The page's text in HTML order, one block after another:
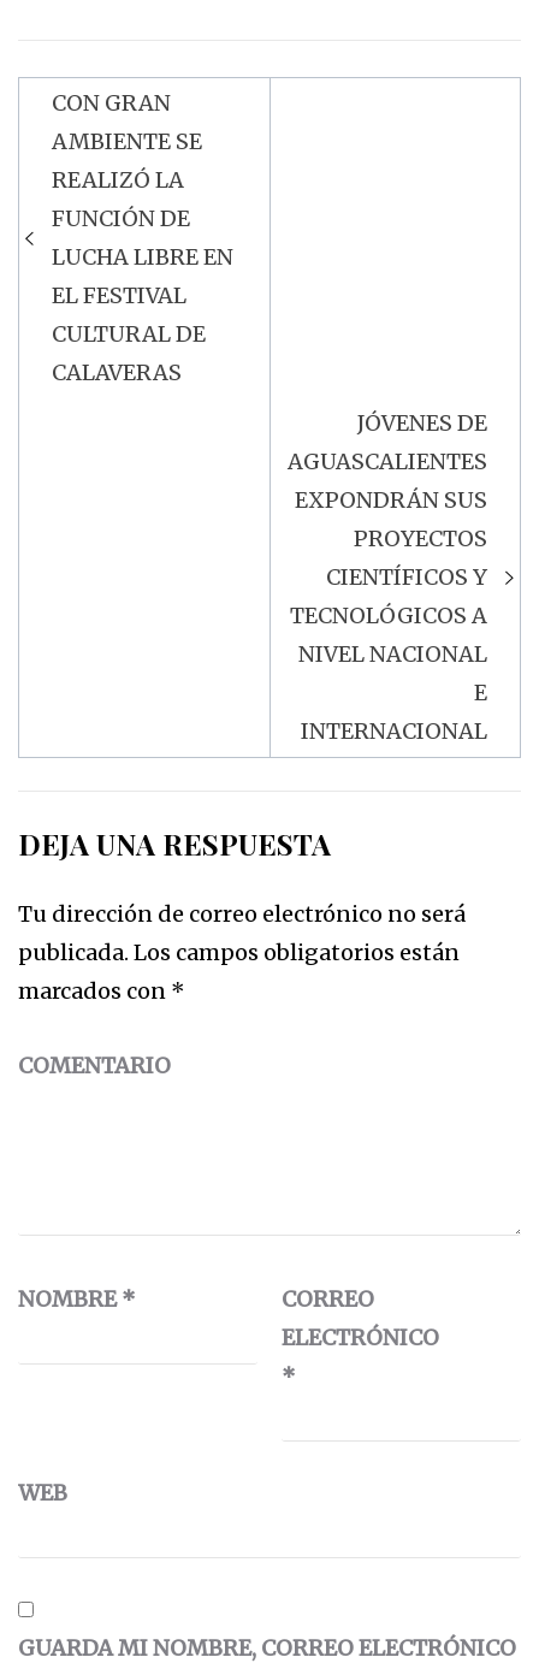
Navegación
de
entradas
CON GRAN
AMBIENTE SE
REALIZÓ LA
FUNCIÓN DE
LUCHA LIBRE EN
EL FESTIVAL
CULTURAL DE
CALAVERAS
JÓVENES DE
AGUASCALIENTES
EXPONDRÁN SUS
PROYECTOS
CIENTÍFICOS Y
TECNOLÓGICOS A
NIVEL NACIONAL
E
INTERNACIONAL
DEJA UNA RESPUESTA
Tu dirección de correo electrónico no será
publicada. Los campos obligatorios están
marcados con *
COMENTARIO
NOMBRE*
CORREO
ELECTRÓNICO
*
WEB
GUARDA MI NOMBRE, CORREO ELECTRÓNICO